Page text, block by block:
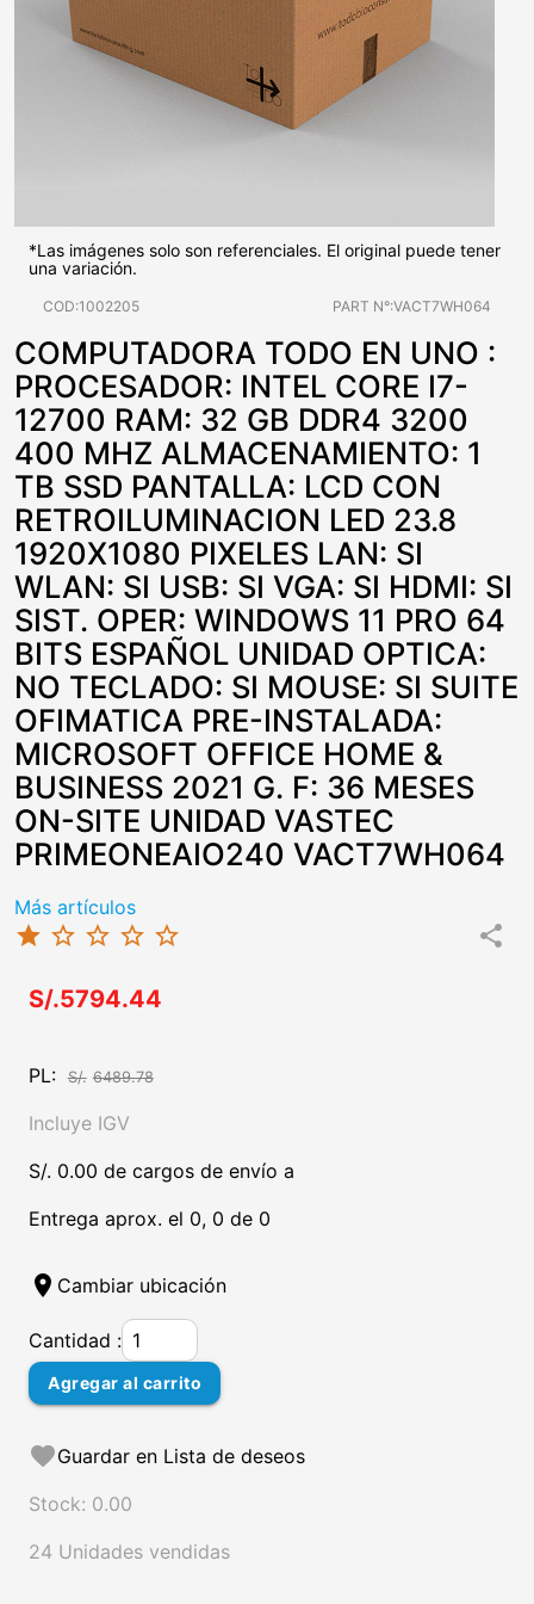
*Las imágenes solo son referenciales. El original puede tener
una variación.
COD:1002205 PART N°:VACT7WH064
COMPUTADORA TODO EN UNO :
PROCESADOR: INTEL CORE I7-
12700 RAM: 32 GB DDR4 3200
400 MHZ ALMACENAMIENTO: 1
TB SSD PANTALLA: LCD CON
RETROILUMINACION LED 23.8
1920X1080 PIXELES LAN: SI
WLAN: SI USB: SI VGA: SI HDMI: SI
SIST. OPER: WINDOWS 11 PRO 64
BITS ESPAÑOL UNIDAD OPTICA:
NO TECLADO: SI MOUSE: SI SUITE
OFIMATICA PRE-INSTALADA:
MICROSOFT OFFICE HOME &
BUSINESS 2021 G. F: 36 MESES
ON-SITE UNIDAD VASTEC
PRIMEONEAIO240 VACT7WH064
Más artículos
star star_border star_border star_border star_border share
S/.5794.44
PL: S/. 6489.78
Incluye IGV
S/. 0.00 de cargos de envío a
Entrega aprox. el 0, 0 de 0
location_on Cambiar ubicación
Cantidad :
Agregar al carrito
favoriteGuardar en Lista de deseos
Stock: 0.00
24 Unidades vendidas